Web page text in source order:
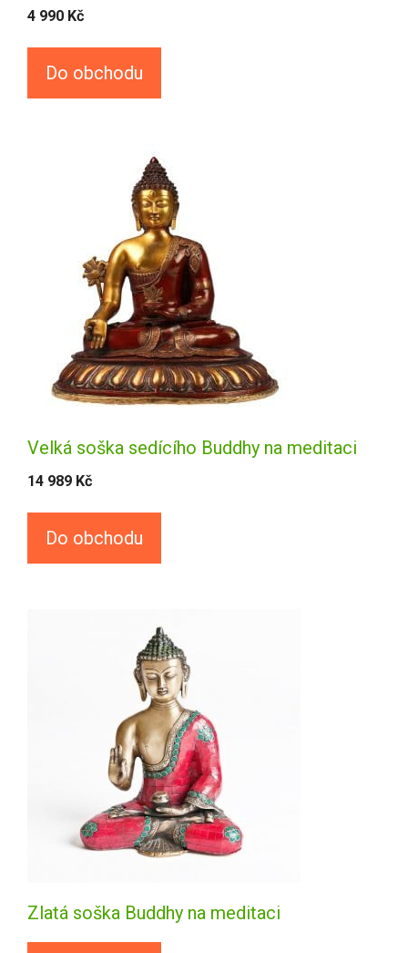
4 990 Kč
Do obchodu
Velká soška sedícího Buddhy na meditaci
14 989 Kč
Do obchodu
Zlatá soška Buddhy na meditaci